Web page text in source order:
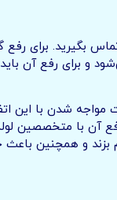
بگیرید. برای
و برای رفع آن
مواجه شدن با این
آن با متخصصین
بزند و همچنین